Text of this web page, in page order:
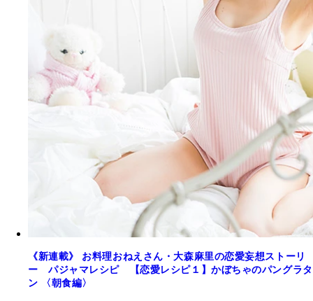
《新連載》 お料理おねえさん・大森麻里の恋愛妄想ストーリ
ー パジャマレシピ 【恋愛レシピ１】かぼちゃのパングラタ
ン 〈朝食編〉